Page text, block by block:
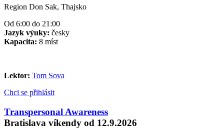
Region Don Sak, Thajsko
Od 6:00 do 21:00
Jazyk výuky: česky
Kapacita: 8 míst
Lektor: Tom Sova
Chci se přihlásit
Transpersonal Awareness
Bratislava víkendy od 12.9.2026